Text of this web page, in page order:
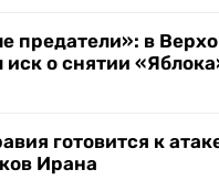
предатели»: в
о снятии
готовится к
Ирана